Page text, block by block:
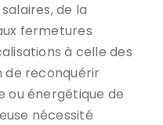
de la
fermetures
à celle des
de reconquérir
ou énergétique de
nécessité